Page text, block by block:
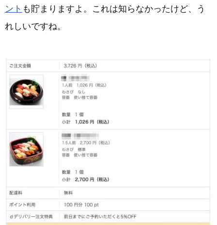
ント も貯まりますよ。これは知らなかったけど、う
れしいですね。